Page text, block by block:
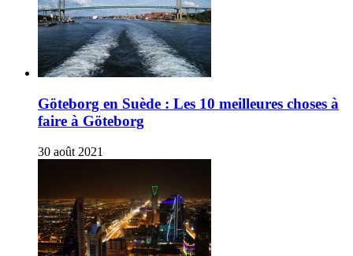
Göteborg en Suède : Les 10 meilleures choses à
faire à Göteborg
30 août 2021